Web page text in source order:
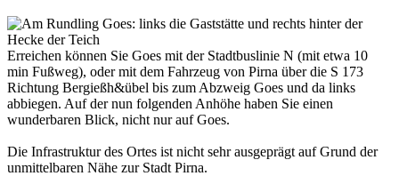
Erreichen können Sie Goes mit der Stadtbuslinie N (mit etwa 10
min Fußweg), oder mit dem Fahrzeug von Pirna über die S 173
Richtung Bergießh&übel bis zum Abzweig Goes und da links
abbiegen. Auf der nun folgenden Anhöhe haben Sie einen
wunderbaren Blick, nicht nur auf Goes.
Die Infrastruktur des Ortes ist nicht sehr ausgeprägt auf Grund der
unmittelbaren Nähe zur Stadt Pirna.